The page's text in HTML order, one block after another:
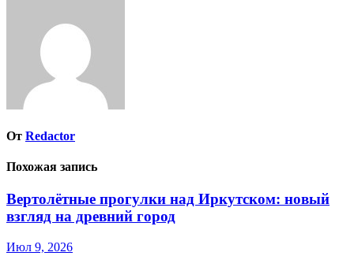
От Redactor
Похожая запись
Вертолётные прогулки над Иркутском: новый
взгляд на древний город
Июл 9, 2026